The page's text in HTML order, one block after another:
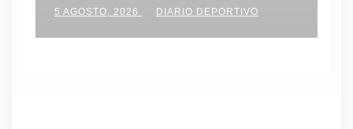
partidos clave
5 AGOSTO, 2026 DIARIO DEPORTIVO